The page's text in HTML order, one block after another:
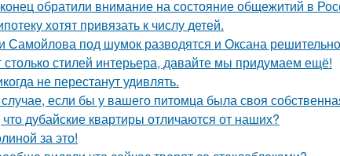
обратили внимание на состояние общежитий в
хотят привязать к числу детей.
Самойлова под шумок разводятся и Оксана
столько стилей интерьера, давайте мы придумаем ещё!
не перестанут удивлять.
если бы у вашего питомца была своя
дубайские квартиры отличаются от наших?
за это!